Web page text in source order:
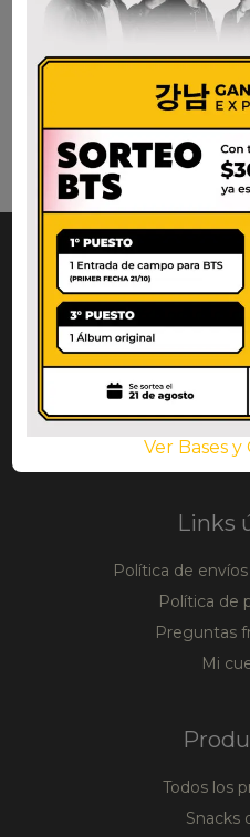
CHICO
2.500
AÑADIR AL CARRITO
La mayor
alimenticios
Links
Política de
Política de
Preguntas
Mi
Todos los
Snacks
Ver Bases